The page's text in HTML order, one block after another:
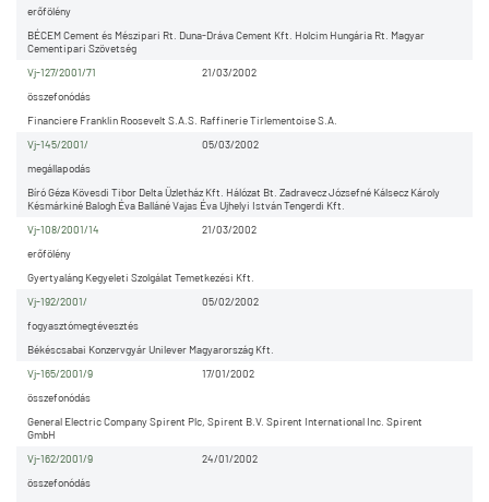
BÉCEM Cement és Mészipari Rt. Duna-Dráva Cement Kft. Holcim Hungária Rt. Magyar
Cementipari Szövetség
erőfölény
21/03/2002
Vj-127/2001/71
Financiere Franklin Roosevelt S.A.S. Raffinerie Tirlementoise S.A.
összefonódás
05/03/2002
Vj-145/2001/
Bíró Géza Kövesdi Tibor Delta Üzletház Kft. Hálózat Bt. Zadravecz Józsefné Kálsecz Károly
Késmárkiné Balogh Éva Balláné Vajas Éva Ujhelyi István Tengerdi Kft.
megállapodás
21/03/2002
Vj-108/2001/14
Gyertyaláng Kegyeleti Szolgálat Temetkezési Kft.
erőfölény
05/02/2002
Vj-192/2001/
Békéscsabai Konzervgyár Unilever Magyarország Kft.
fogyasztómegtévesztés
17/01/2002
Vj-165/2001/9
General Electric Company Spirent Plc, Spirent B.V. Spirent International Inc. Spirent
GmbH
összefonódás
24/01/2002
Vj-162/2001/9
összefonódás